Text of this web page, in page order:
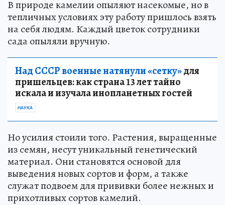
В природе камелии опыляют насекомые, но в
тепличных условиях эту работу пришлось взять
на себя людям. Каждый цветок сотрудники
сада опыляли вручную.
Над СССР военные натянули «сетку»для
пришельцев: как страна 13 лет тайно
искала и изучала инопланетных гостей
НАУКА
Но усилия стоили того. Растения, выращенные
из семян, несут уникальный генетический
материал. Они становятся основой для
выведения новых сортов и форм, а также
служат подвоем для прививки более нежных и
прихотливых сортов камелий.